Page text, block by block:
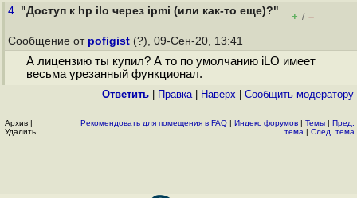
4. "Доступ к hp ilo через ipmi (или как-то еще)?" + / –
Сообщение от pofigist (?), 09-Сен-20, 13:41
А лицензию ты купил? А то по умолчанию iLO имеет
весьма урезанный функционал.
Ответить Правка| Наверх Cообщить модератору
Архив |
Удалить
Рекомендовать для помещения в FAQ | Индекс форумов | Темы | Пред.
тема | След. тема